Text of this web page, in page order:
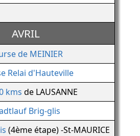
AVRIL
de MEINIER
Relai d'Hauteville
kms de LAUSANNE
Brig-glis
(4ème étape) -St-MAURICE